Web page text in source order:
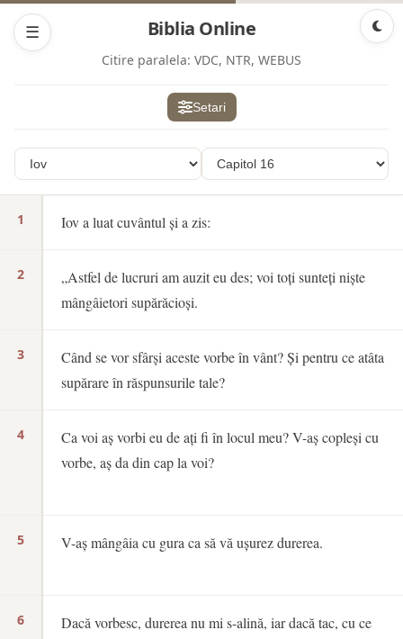
☰ Biblia Online
Citire paralela: VDC, NTR, WEBUS
Setari
1
2
3
4
5
6
Iov a luat cuvântul și a zis:
„Astfel de lucruri am auzit eu des; voi toți sunteți niște
mângâietori supărăcioși.
Când se vor sfârși aceste vorbe în vânt? Și pentru ce atâta
supărare în răspunsurile tale?
Ca voi aș vorbi eu de ați fi în locul meu? V-aș copleși cu
vorbe, aș da din cap la voi?
V-aș mângâia cu gura ca să vă ușurez durerea.
Dacă vorbesc, durerea nu mi s-alină, iar dacă tac, cu ce